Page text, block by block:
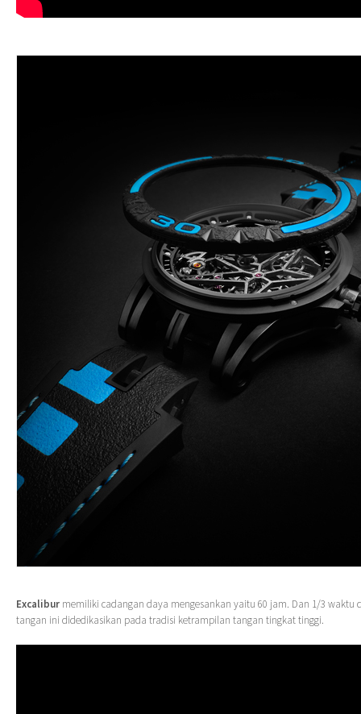
Excalibur memiliki cadangan daya mengesankan yaitu 60 jam. Dan 1/3 waktu
tangan ini didedikasikan pada tradisi ketrampilan tangan tingkat tinggi.